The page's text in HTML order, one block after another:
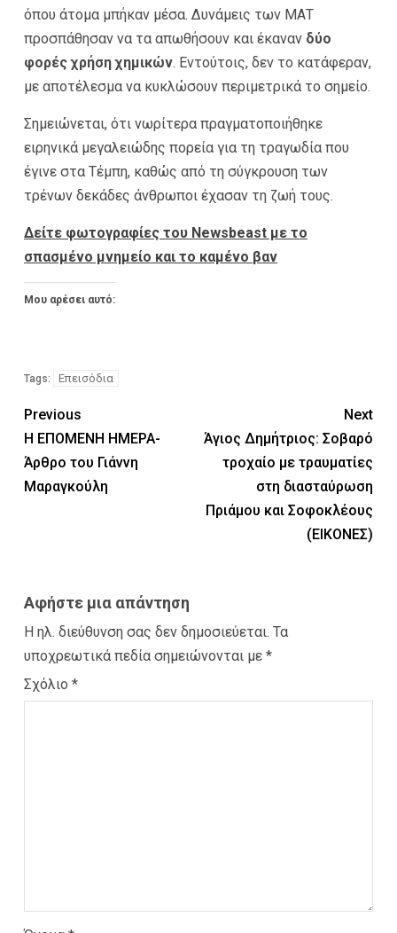
όπου άτομα μπήκαν μέσα. Δυνάμεις των ΜΑΤ
προσπάθησαν να τα απωθήσουν και έκαναν δύο
φορές χρήση χημικών. Εντούτοις, δεν το κατάφεραν,
με αποτέλεσμα να κυκλώσουν περιμετρικά το σημείο.
Σημειώνεται, ότι νωρίτερα πραγματοποιήθηκε
ειρηνικά μεγαλειώδης πορεία για τη τραγωδία που
έγινε στα Τέμπη, καθώς από τη σύγκρουση των
τρένων δεκάδες άνθρωποι έχασαν τη ζωή τους.
Δείτε φωτογραφίες του Newsbeast με το
σπασμένο μνημείο και το καμένο βαν
Μου αρέσει αυτό:
Tags: Επεισόδια
Previous
Η ΕΠΟΜΕΝΗ ΗΜΕΡΑ-
Άρθρο του Γιάννη
Μαραγκούλη
Next
Άγιος Δημήτριος: Σοβαρό
τροχαίο με τραυματίες
στη διασταύρωση
Πριάμου και Σοφοκλέους
(ΕΙΚΟΝΕΣ)
Αφήστε μια απάντηση
Η ηλ. διεύθυνση σας δεν δημοσιεύεται. Τα
υποχρεωτικά πεδία σημειώνονται με *
Σχόλιο *